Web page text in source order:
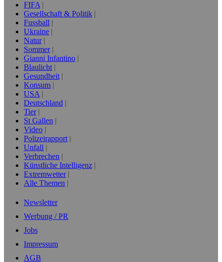
FIFA
Gesellschaft & Politik
Fussball
Ukraine
Natur
Sommer
Gianni Infantino
Blaulicht
Gesundheit
Konsum
USA
Deutschland
Tier
St Gallen
Video
Polizeirapport
Unfall
Verbrechen
Künstliche Intelligenz
Extremwetter
Alle Themen
Newsletter
Werbung / PR
Jobs
Impressum
AGB